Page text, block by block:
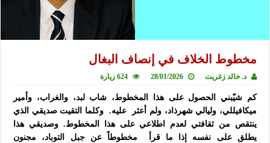
مخطوط الخلاف في إنصاف البغال
د. خالد زغريت 28/01/2026 624 زيارة
كم شيّبني الحصول على هذا المخطوط، شاب لبد، والغراب، وأمير
ميكافيللي، وليالي شهرذاد، ولم أعثر عليه. وكلما التقيت صديقي الذي
ينتقص من ثقافتي لعدم اطلاعي على هذا المخطوط. وصديقي هذا
يطلق على نفسه إذا ما قرأ مخطوطاً عن جبل التوباد، مجنون